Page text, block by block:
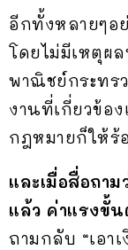
อีกทั้งหลายๆอ
โดยไม่มีเหตุผ
พาณิชย์กระทร
งานที่เกี่ยวข้อ
กฎหมายก็ให้ร้
และเมื่อสื่อถา
แล้ว ค่าแรงขั้
ถามกลับ “เอา